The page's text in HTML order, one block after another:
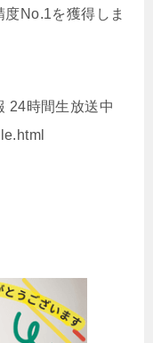
No.1を獲得しま
時間生放送中